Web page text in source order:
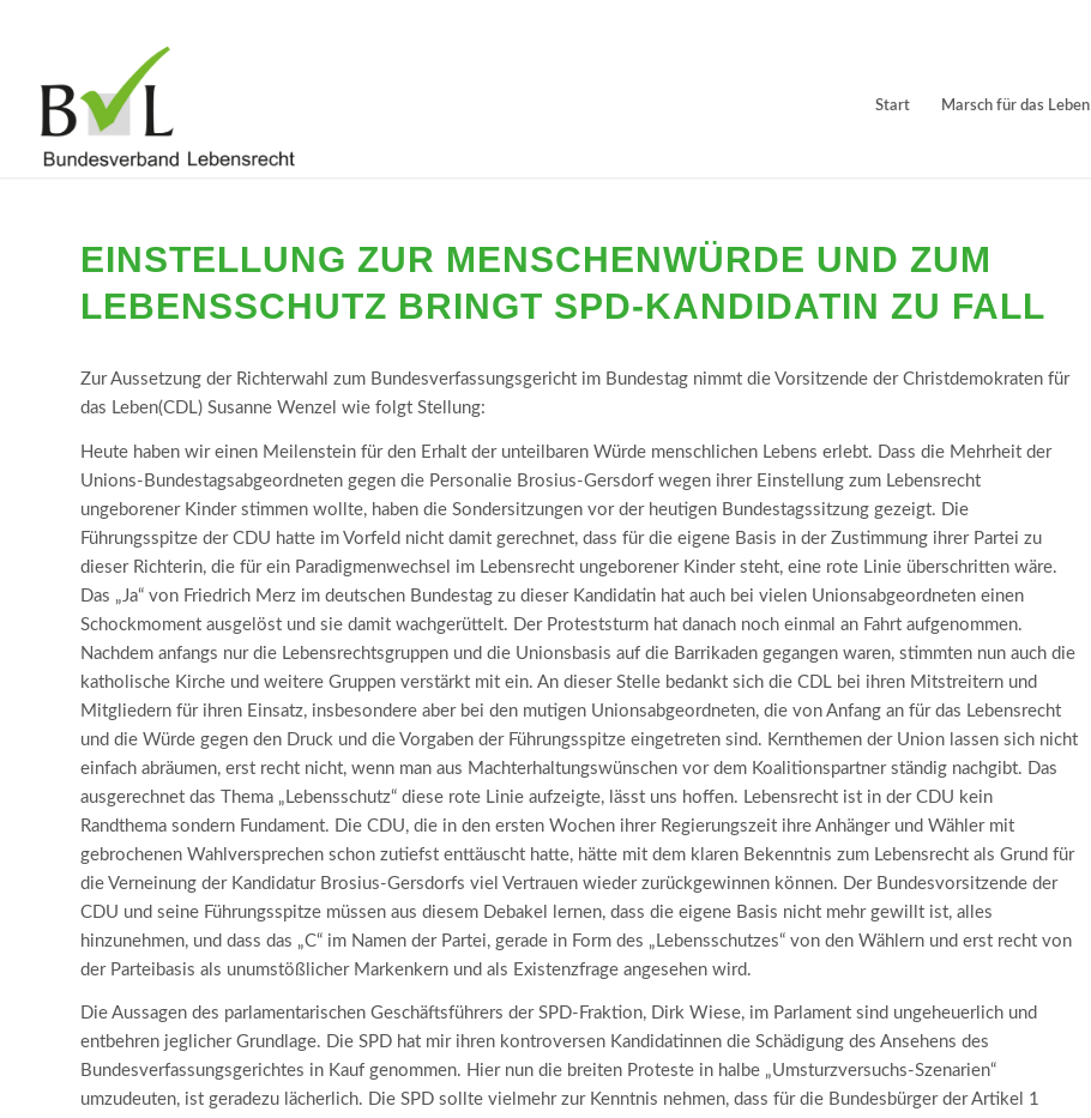
Start Marsch für das Leben
EINSTELLUNG ZUR MENSCHENWÜRDE UND ZUM
LEBENSSCHUTZ BRINGT SPD-KANDIDATIN ZU FALL
Zur Aussetzung der Richterwahl zum Bundesverfassungsgericht im Bundestag nimmt die Vorsitzende der Christdemokraten für
das Leben(CDL) Susanne Wenzel wie folgt Stellung:
Heute haben wir einen Meilenstein für den Erhalt der unteilbaren Würde menschlichen Lebens erlebt. Dass die Mehrheit der
Unions-Bundestagsabgeordneten gegen die Personalie Brosius-Gersdorf wegen ihrer Einstellung zum Lebensrecht
ungeborener Kinder stimmen wollte, haben die Sondersitzungen vor der heutigen Bundestagssitzung gezeigt. Die
Führungsspitze der CDU hatte im Vorfeld nicht damit gerechnet, dass für die eigene Basis in der Zustimmung ihrer Partei zu
dieser Richterin, die für ein Paradigmenwechsel im Lebensrecht ungeborener Kinder steht, eine rote Linie überschritten wäre.
Das „Ja“ von Friedrich Merz im deutschen Bundestag zu dieser Kandidatin hat auch bei vielen Unionsabgeordneten einen
Schockmoment ausgelöst und sie damit wachgerüttelt. Der Proteststurm hat danach noch einmal an Fahrt aufgenommen.
Nachdem anfangs nur die Lebensrechtsgruppen und die Unionsbasis auf die Barrikaden gegangen waren, stimmten nun auch die
katholische Kirche und weitere Gruppen verstärkt mit ein. An dieser Stelle bedankt sich die CDL bei ihren Mitstreitern und
Mitgliedern für ihren Einsatz, insbesondere aber bei den mutigen Unionsabgeordneten, die von Anfang an für das Lebensrecht
und die Würde gegen den Druck und die Vorgaben der Führungsspitze eingetreten sind. Kernthemen der Union lassen sich nicht
einfach abräumen, erst recht nicht, wenn man aus Machterhaltungswünschen vor dem Koalitionspartner ständig nachgibt. Das
ausgerechnet das Thema „Lebensschutz“ diese rote Linie aufzeigte, lässt uns hoffen. Lebensrecht ist in der CDU kein
Randthema sondern Fundament. Die CDU, die in den ersten Wochen ihrer Regierungszeit ihre Anhänger und Wähler mit
gebrochenen Wahlversprechen schon zutiefst enttäuscht hatte, hätte mit dem klaren Bekenntnis zum Lebensrecht als Grund für
die Verneinung der Kandidatur Brosius-Gersdorfs viel Vertrauen wieder zurückgewinnen können. Der Bundesvorsitzende der
CDU und seine Führungsspitze müssen aus diesem Debakel lernen, dass die eigene Basis nicht mehr gewillt ist, alles
hinzunehmen, und dass das „C“ im Namen der Partei, gerade in Form des „Lebensschutzes“ von den Wählern und erst recht von
der Parteibasis als unumstößlicher Markenkern und als Existenzfrage angesehen wird.
Die Aussagen des parlamentarischen Geschäftsführers der SPD-Fraktion, Dirk Wiese, im Parlament sind ungeheuerlich und
entbehren jeglicher Grundlage. Die SPD hat mir ihren kontroversen Kandidatinnen die Schädigung des Ansehens des
Bundesverfassungsgerichtes in Kauf genommen. Hier nun die breiten Proteste in halbe „Umsturzversuchs-Szenarien“
umzudeuten, ist geradezu lächerlich. Die SPD sollte vielmehr zur Kenntnis nehmen, dass für die Bundesbürger der Artikel 1